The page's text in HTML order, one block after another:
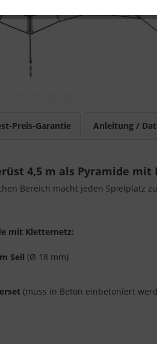
Preis-Garantie Anleitung /
4,5 m als Pyramide mit
Bereich macht jeden
mit Kletternetz:
Seil (Ø 18 mm)
(muss in Beton einbetoniert